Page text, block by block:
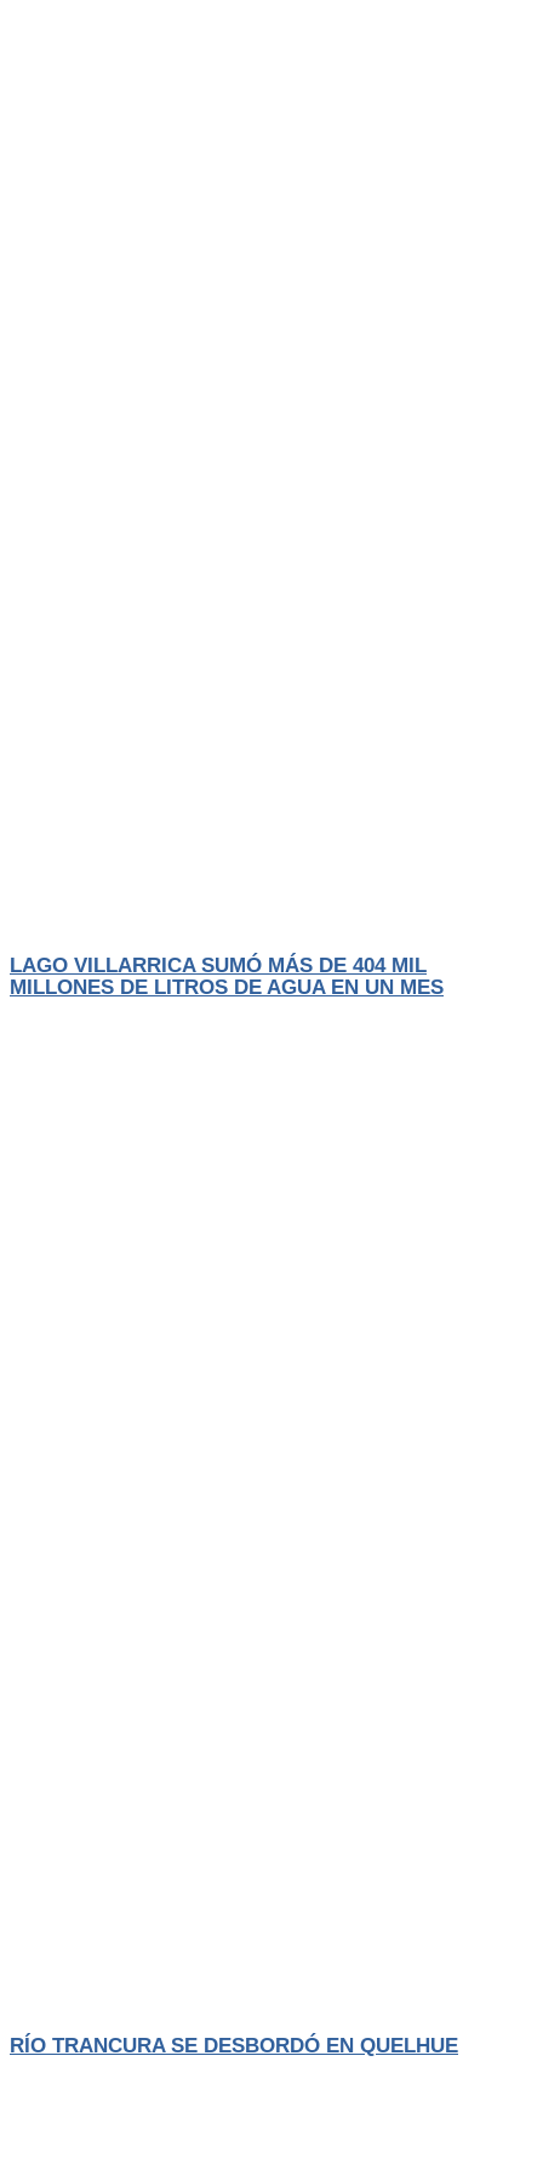
LAGO VILLARRICA SUMÓ MÁS DE 404 MIL
MILLONES DE LITROS DE AGUA EN UN MES
RÍO TRANCURA SE DESBORDÓ EN QUELHUE